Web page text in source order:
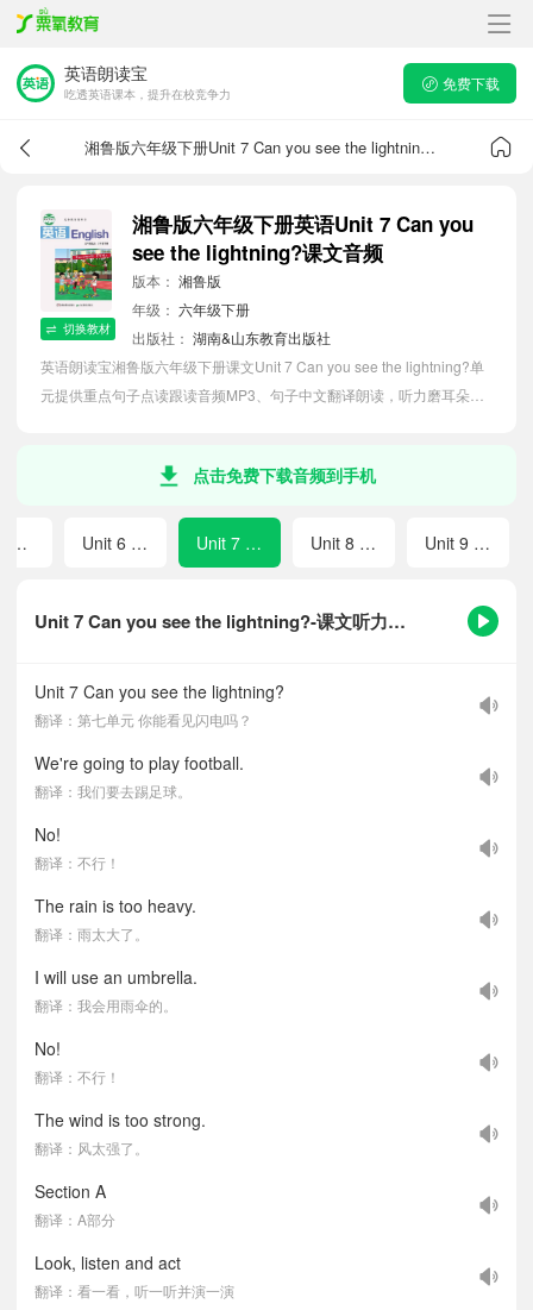
英语朗读宝
吃透英语课本，提升在校竞争力
免费下载
湘鲁版六年级下册Unit 7 Can you see the lightning?课文音频
切换教材
湘鲁版六年级下册英语Unit 7 Can you
see the lightning?课文音频
版本： 湘鲁版
年级： 六年级下册
出版社： 湖南&山东教育出版社
英语朗读宝湘鲁版六年级下册课文Unit 7 Can you see the lightning?单
元提供重点句子点读跟读音频MP3、句子中文翻译朗读，听力磨耳朵等
点击免费下载音频到手机
Unit 7 Can you see the lightning?-课文听力音频
Unit 7 Can you see the lightning?
翻译：第七单元 你能看见闪电吗？
We're going to play football.
翻译：我们要去踢足球。
No!
翻译：不行！
The rain is too heavy.
翻译：雨太大了。
I will use an umbrella.
翻译：我会用雨伞的。
No!
翻译：不行！
The wind is too strong.
翻译：风太强了。
Section A
翻译：A部分
Look, listen and act
翻译：看一看，听一听并演一演
Review 1 Unit 6 I danced on Children's Day last year. Unit 7 Can you see the lightning? Unit 8 We will be in a junior middle school. Unit 9 China is a great country!